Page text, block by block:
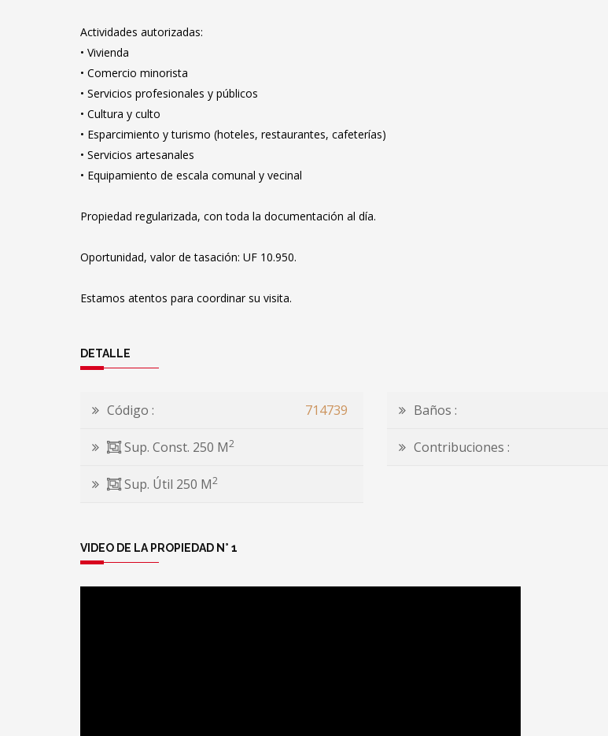
Actividades autorizadas:
• Vivienda
• Comercio minorista
• Servicios profesionales y públicos
• Cultura y culto
• Esparcimiento y turismo (hoteles, restaurantes, cafeterías)
• Servicios artesanales
• Equipamiento de escala comunal y vecinal
Propiedad regularizada, con toda la documentación al día.
Oportunidad, valor de tasación: UF 10.950.
Estamos atentos para coordinar su visita.
DETALLE
Código : 714739
Sup. Const. 250 M2
Sup. Útil 250 M2
Baños :
Contribuciones :
VIDEO DE LA PROPIEDAD N° 1